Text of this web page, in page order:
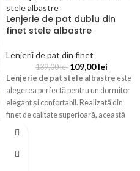
Lenjerie de pat dublu din
finet stele albastre
Lenjerii de pat din finet
139,00lei 109,00lei
Lenjerie de pat stele albastre este
alegerea perfectă pentru un dormitor
elegant și confortabil. Realizată din
finet de calitate superioară, această
lenjerie impresionează prin fundalul
oferind un aspect modern și relaxant.